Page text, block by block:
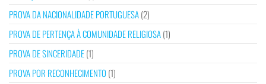
PROVA DA NACIONALIDADE PORTUGUESA(2)
PROVA DE PERTENÇA À COMUNIDADE RELIGIOSA(1)
PROVA DE SINCERIDADE(1)
PROVA POR RECONHECIMENTO (1)